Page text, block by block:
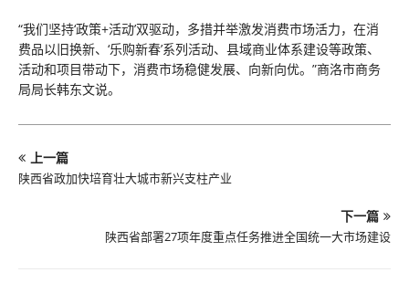
“我们坚持‘政策+活动’双驱动，多措并举激发消费市场活力，在消
费品以旧换新、‘乐购新春’系列活动、县域商业体系建设等政策、
活动和项目带动下，消费市场稳健发展、向新向优。”商洛市商务
局局长韩东文说。
上一篇
陕西省政加快培育壮大城市新兴支柱产业
下一篇
陕西省部署27项年度重点任务推进全国统一大市场建设